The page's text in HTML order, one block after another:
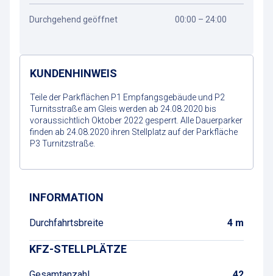
Durchgehend geöffnet 00:00 – 24:00
KUNDENHINWEIS
Teile der Parkflächen P1 Empfangsgebäude und P2
Turnitsstraße am Gleis werden ab 24.08.2020 bis
voraussichtlich Oktober 2022 gesperrt. Alle Dauerparker
finden ab 24.08.2020 ihren Stellplatz auf der Parkfläche
P3 Turnitzstraße.
INFORMATION
Durchfahrtsbreite 4 m
KFZ-STELLPLÄTZE